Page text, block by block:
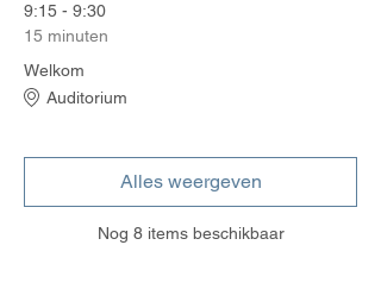
9:15 - 9:30
15 minuten
Welkom
Auditorium
Nog 8 items beschikbaar
Alles weergeven